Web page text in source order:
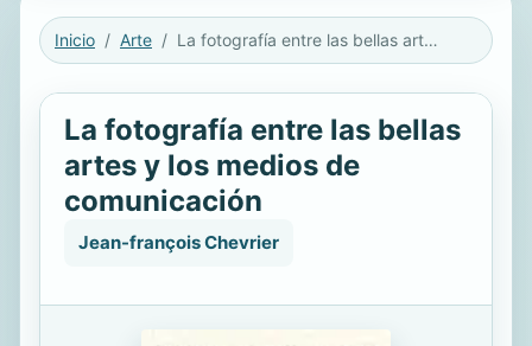
Inicio Arte La fotografía entre las bellas artes y los medios de comunicación
La fotografía entre las bellas
artes y los medios de
comunicación
Jean-françois Chevrier